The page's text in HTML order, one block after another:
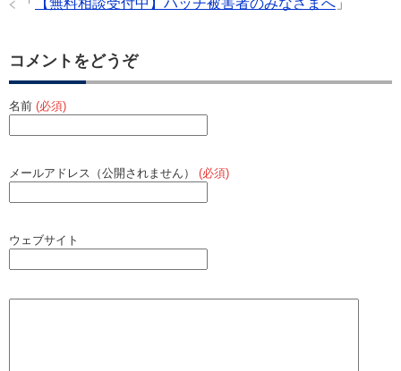
k
「 【無料相談受付中】ハッチ被害者のみなさまへ 」
コメントをどうぞ
名前 (必須)
メールアドレス（公開されません） (必須)
ウェブサイト